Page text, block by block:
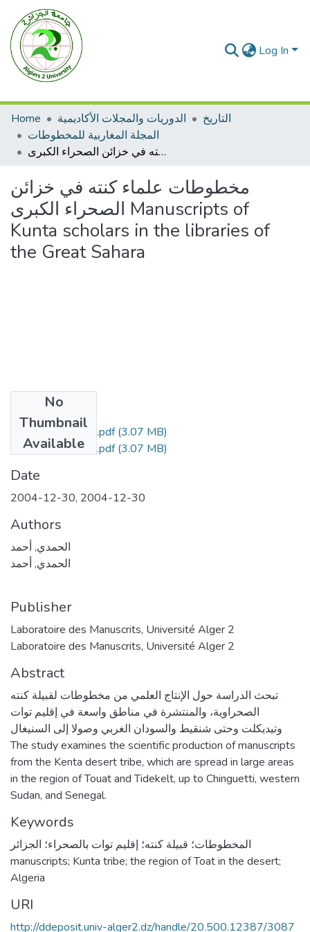
Log In
Home الدوريات والمجلات الأكاديمية
التاريخ
المجلة المغاربية للمخطوطات
مخطوطات علماء كنته في خزائن الصحراء الكبرى Manuscripts of Kunta scholars in the libraries of the Great Sahara
مخطوطات علماء كنته في خزائن
الصحراء الكبرى Manuscripts of
Kunta scholars in the libraries of
the Great Sahara
No
Thumbnail
Available
Vol1_Num1_Art2.pdf(3.07 MB)
Vol1_Num1_Art2.pdf(3.07 MB)
Date
2004-12-30, 2004-12-30
Authors
الحمدي, أحمد
الحمدي, أحمد
Publisher
Laboratoire des Manuscrits, Université Alger 2
Laboratoire des Manuscrits, Université Alger 2
Abstract
تبحث الدراسة حول الإنتاج العلمي من مخطوطات لقبيلة كنته
الصحراوية، والمنتشرة في مناطق واسعة في إقليم توات
وتيديكلت وحتى شنقيط والسودان الغربي وصولا إلى السنيغال
The study examines the scientific production of manuscripts
from the Kenta desert tribe, which are spread in large areas
in the region of Touat and Tidekelt, up to Chinguetti, western
Sudan, and Senegal.
Keywords
المخطوطات؛ قبيلة كنته؛ إقليم توات بالصحراء؛ الجزائر
manuscripts; Kunta tribe; the region of Toat in the desert;
Algeria
URI
http://ddeposit.univ-alger2.dz/handle/20.500.12387/3087